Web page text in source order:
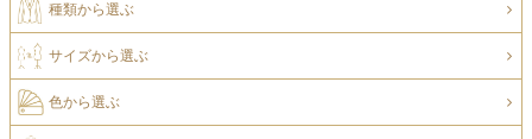
種類から選ぶ
サイズから選ぶ
色から選ぶ